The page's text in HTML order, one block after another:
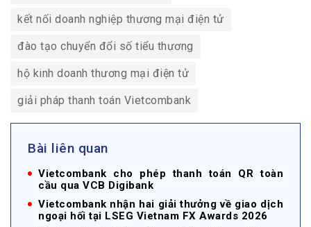
kết nối doanh nghiệp thương mại điện tử
đào tạo chuyển đổi số tiểu thương
hộ kinh doanh thương mại điện tử
giải pháp thanh toán Vietcombank
Bài liên quan
Vietcombank cho phép thanh toán QR toàn
cầu qua VCB Digibank
Vietcombank nhận hai giải thưởng về giao dịch
ngoại hối tại LSEG Vietnam FX Awards 2026